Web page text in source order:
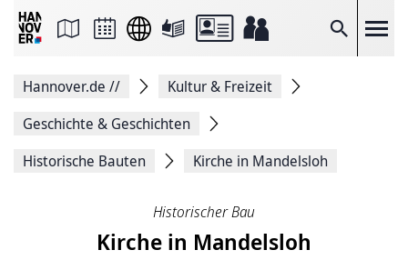
Suche
Seite
Facebook
teilen
Seitenlink
Hannover.de //
Kultur & Freizeit
Geschichte & Geschichten
Historische Bauten
Kirche in Mandelsloh
Historischer Bau
Kirche in Mandelsloh